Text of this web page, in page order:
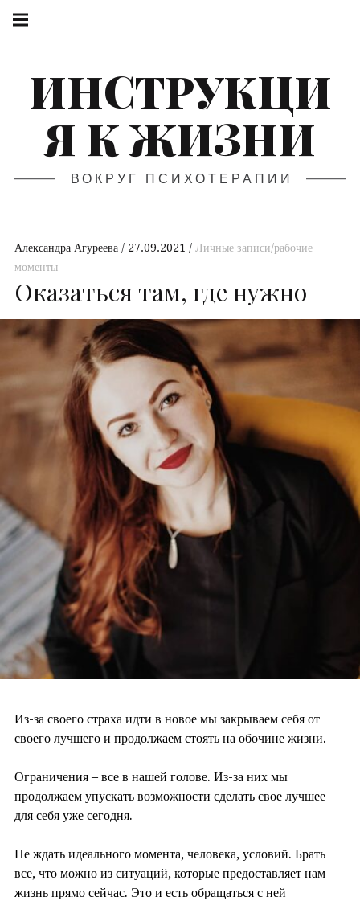
ИНСТРУКЦИ
Я К ЖИЗНИ
ВОКРУГ ПСИХОТЕРАПИИ
Александра Агуреева 27.09.2021
Личные записи/рабочие
моменты
Оказаться там, где нужно
Из-за своего страха идти в новое мы закрываем себя от
своего лучшего и продолжаем стоять на обочине жизни.
Ограничения – все в нашей голове. Из-за них мы
продолжаем упускать возможности сделать свое лучшее
для себя уже сегодня.
Не ждать идеального момента, человека, условий. Брать
все, что можно из ситуаций, которые предоставляет нам
жизнь прямо сейчас. Это и есть обращаться с ней